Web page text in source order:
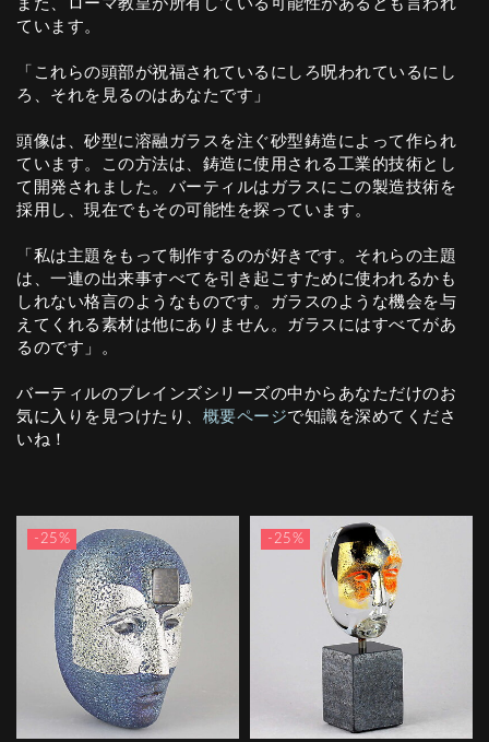
また、ローマ教皇が所有している可能性があるとも言われ
ています。
「これらの頭部が祝福されているにしろ呪われているにし
ろ、それを見るのはあなたです」
頭像は、砂型に溶融ガラスを注ぐ砂型鋳造によって作られ
ています。この方法は、鋳造に使用される工業的技術とし
て開発されました。バーティルはガラスにこの製造技術を
採用し、現在でもその可能性を探っています。
「私は主題をもって制作するのが好きです。それらの主題
は、一連の出来事すべてを引き起こすために使われるかも
しれない格言のようなものです。ガラスのような機会を与
えてくれる素材は他にありません。ガラスにはすべてがあ
るのです」。
バーティルのブレインズシリーズの中からあなただけのお
気に入りを見つけたり、 概要ページで知識を深めてくださ
いね！
-25% -25%